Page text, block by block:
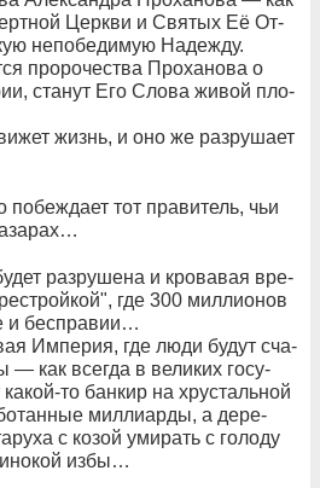
Церк­ви и Свя­тых Её От­
не­по­бе­ди­мую На­деж­ду.
про­ро­че­ст­ва Про­ха­но­ва о
ста­нут Его Сло­ва жи­вой пло­
жизнь, и оно же раз­ру­ша­ет
по­беж­да­ет тот пра­ви­тель, чьи
раз­ру­ше­на и кро­ва­вая вре­
где 300 мил­ли­о­нов
и бес­пра­вии…
Им­пе­рия, где лю­ди бу­дут сча­
— как все­гда в ве­ли­ких го­су­
то бан­кир на хру­с­таль­ной
мил­ли­ар­ды, а де­ре­
с ко­зой уми­рать с го­ло­ду
из­бы…